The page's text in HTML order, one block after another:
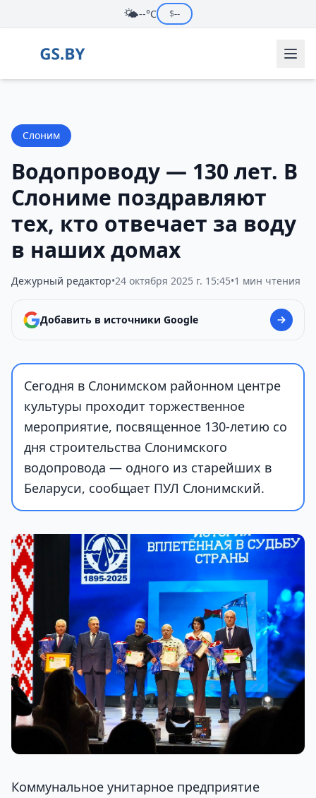
🌤️--°C $--
Слоним
Водопроводу — 130 лет. В
Слониме поздравляют
тех, кто отвечает за воду
в наших домах
Дежурный редактор•24 октября 2025 г. 15:45•1 мин чтения
Добавить в источники Google
Сегодня в Слонимском районном центре
культуры проходит торжественное
мероприятие, посвященное 130-летию со
дня строительства Слонимского
водопровода — одного из старейших в
Беларуси, сообщает ПУЛ Слонимский.
Коммунальное унитарное предприятие